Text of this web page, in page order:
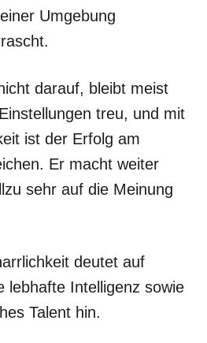
Umgebung
darauf, bleibt meist
treu, und mit
ist der Erfolg am
Er macht weiter
sehr auf die Meinung
deutet auf
lebhafte Intelligenz sowie
Talent hin.